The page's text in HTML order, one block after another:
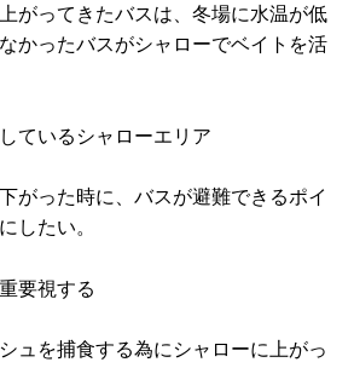
がってきたバスは、冬場に水温が低
かったバスがシャローでベイトを活
ているシャローエリア
がった時に、バスが避難できるポイ
したい。
要視する
ュを捕食する為にシャローに上がっ